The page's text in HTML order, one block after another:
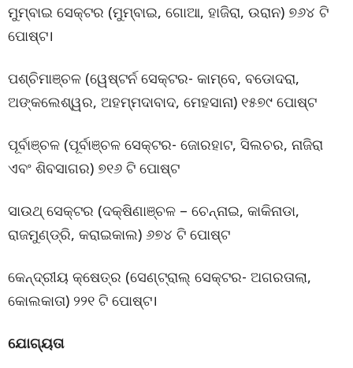
ମୁମ୍ବାଇ ସେକ୍ଟର (ମୁମ୍ବାଇ, ଗୋଆ, ହାଜିରା, ଉରାନ) ୭୬୪ ଟି
ପୋଷ୍ଟ।
ପଶ୍ଚିମାଞ୍ଚଳ (ୱେଷ୍ଟର୍ନ ସେକ୍ଟର- କାମ୍ବେ, ବଡୋଦରା,
ଅଙ୍କଲେଶ୍ୱର, ଅହମ୍ମଦାବାଦ, ମେହସାନା) ୧୫୭୯ ପୋଷ୍ଟ
ପୂର୍ବାଞ୍ଚଳ (ପୂର୍ବାଞ୍ଚଳ ସେକ୍ଟର- ଜୋରହାଟ, ସିଲଚର, ନାଜିରା
ଏବଂ ଶିବସାଗର) ୭୧୬ ଟି ପୋଷ୍ଟ
ସାଉଥ୍ ସେକ୍ଟର (ଦକ୍ଷିଣାଞ୍ଚଳ – ଚେନ୍ନାଇ, କାକିନାଡା,
ରାଜମୁଣ୍ଡ୍ରି, କରାଇକାଲ) ୬୭୪ ଟି ପୋଷ୍ଟ
କେନ୍ଦ୍ରୀୟ କ୍ଷେତ୍ର (ସେଣ୍ଟ୍ରାଲ୍ ସେକ୍ଟର- ଅଗରତାଲା,
କୋଲକାତା) ୨୨୧ ଟି ପୋଷ୍ଟ।
ଯୋଗ୍ୟତା